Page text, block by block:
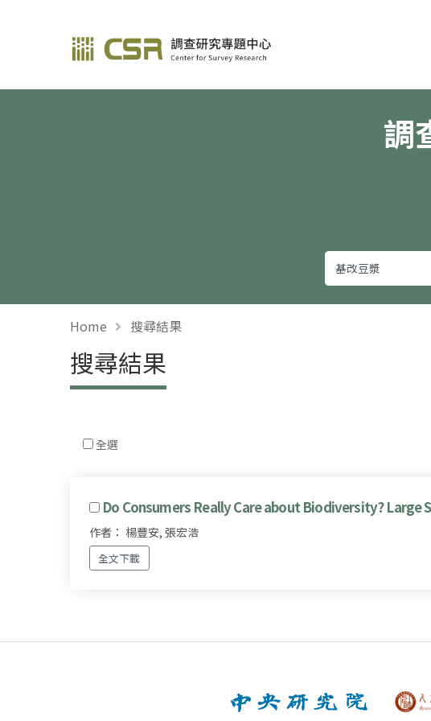
調查研究—方法與應用期刊
調
Home 搜尋結果
搜尋結果
全選
Do Consumers Really Care about Biodiversity?
作者： 楊豐安, 張宏浩
全文下載